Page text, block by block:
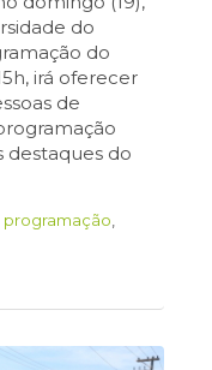
do
do
irá oferecer
de
destaques do
programação